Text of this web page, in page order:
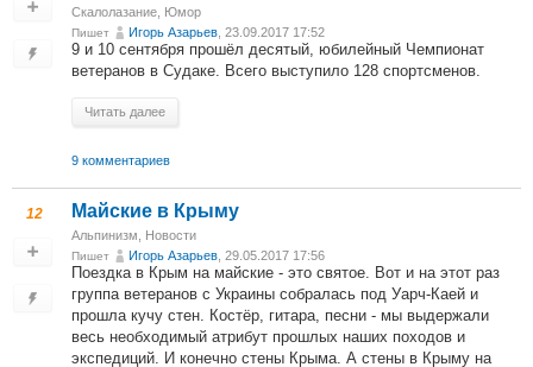
Скалолазание Юмор
Пишет Игорь Азарьев , 23.09.2017 17:52
9 и 10 сентября прошёл десятый, юбилейный Чемпионат
ветеранов в Судаке. Всего выступило 128 спортсменов.
Читать далее
9 комментариев
12 Майские в Крыму
Альпинизм Новости
Пишет Игорь Азарьев , 29.05.2017 17:56
Поездка в Крым на майские - это святое. Вот и на этот раз
группа ветеранов с Украины собралась под Уарч-Каей и
прошла кучу стен. Костёр, гитара, песни - мы выдержали
весь необходимый атрибут прошлых наших походов и
экспедиций. И конечно стены Крыма. А стены в Крыму на